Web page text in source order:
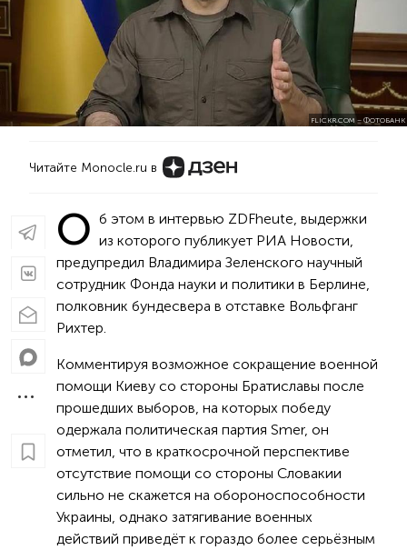
FLICKR.COM – ФОТОБАНК
Читайте Monocle.ru в
О б этом в интервью ZDFheute, выдержки
из которого публикует РИА Новости,
предупредил Владимира Зеленского научный
сотрудник Фонда науки и политики в Берлине,
полковник бундесвера в отставке Вольфганг
Рихтер.
Комментируя возможное сокращение военной
помощи Киеву со стороны Братиславы после
прошедших выборов, на которых победу
одержала политическая партия Smer, он
отметил, что в краткосрочной перспективе
отсутствие помощи со стороны Словакии
сильно не скажется на обороноспособности
Украины, однако затягивание военных
действий приведёт к гораздо более серьёзным